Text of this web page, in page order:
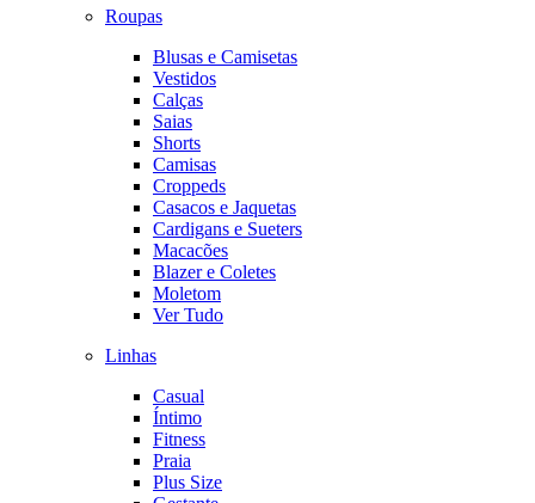
Roupas
Blusas e Camisetas
Vestidos
Calças
Saias
Shorts
Camisas
Croppeds
Casacos e Jaquetas
Cardigans e Sueters
Macacões
Blazer e Coletes
Moletom
Ver Tudo
Linhas
Casual
Íntimo
Fitness
Praia
Plus Size